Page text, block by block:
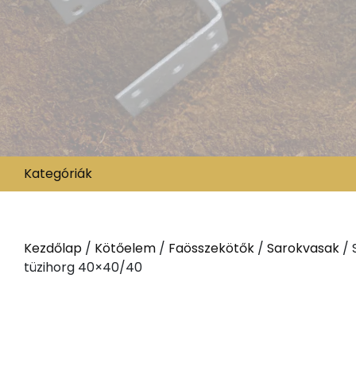
Kategóriák
Kezdőlap / Kötőelem / Faösszekötők / Sarokvasak /
tüzihorg 40×40/40